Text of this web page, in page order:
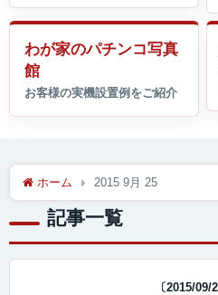
わが家のパチンコ写真
館
ホーム 2015 9月 25
記事一覧
〔2015/